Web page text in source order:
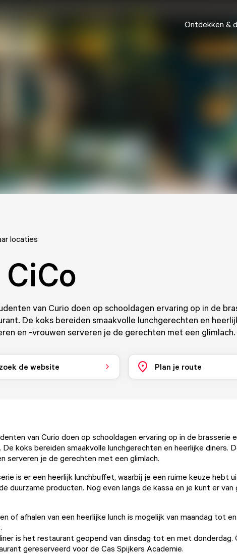
Ontdekken &
locaties
van Curio doen op schooldagen ervaring op in de
De koks bereiden smaakvolle lunchgerechten en
en -vrouwen serveren je de gerechten met een glimlach.
de website Plan je route
van Curio doen op schooldagen ervaring op in de brasserie
koks bereiden smaakvolle lunchgerechten en heerlijke diners.
serveren je de gerechten met een glimlach.
is er een heerlijk lunchbuffet, waarbij je een ruime keuze hebt
duurzame producten. Nog even langs de kassa en je kunt er van
of afhalen van een heerlijke lunch is mogelijk van maandag tot
is het restaurant geopend van dinsdag tot en met donderdag.
gereserveerd voor de Cas Spijkers Academie.